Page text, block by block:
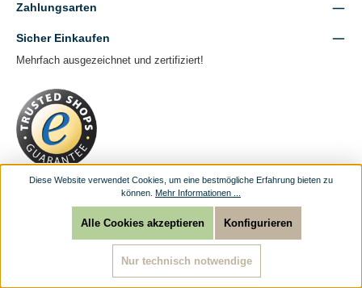
Zahlungsarten
Sicher Einkaufen
Mehrfach ausgezeichnet und zertifiziert!
Diese Website verwendet Cookies, um eine bestmögliche Erfahrung bieten zu
können. Mehr Informationen ...
Nur technisch notwendige
Konfigurieren
Alle Cookies akzeptieren